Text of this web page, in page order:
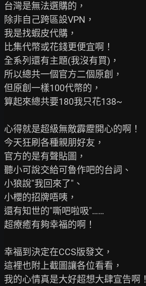
台灣是無法選購的，
除非自己跨區設VPN，
我是找蝦皮代購，
比集代幣或花錢更便宜啊！
全系列還有主題(我沒有買)，
所以總共一個官方二個原創，
但原創一樣100代幣的，
算起來總共要180我只花138~
心得就是超級無敵霹靂開心的啊！
今天狂刷各種親朋好友，
官方的是有聲貼圖，
聽小可說交給可魯作吧的台詞、
小狼說"我回來了"、
小櫻的招牌唔咦，
還有知世的"嘶吧啦吸"……
超療癒有夠幸福的啊！
幸福到決定在CCS版發文，
這裡也附上截圖讓各位看看，
我的心情真是大好超想大肆宣告啊！